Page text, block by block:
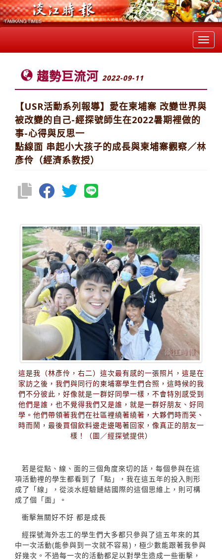
趨勢巨流河 2022-09-11
【USR活動系列報導】愛在柬埔寨 改變世界與
被改變的自己-經探號師生在2022暑期裡做的
事-心得與反思一
點線面 串起小大孩子的成長與柬埔寨觀察／林
彥伶（經濟系教授）
這是我（林彥伶，右二）這次最有感的一張照片，這是在
家訪之後，我們與同行的柬埔寨學生們合照，這時候的我
們不分彼此，好像就是一群好同學一樣，不會特別感受到
他們是誰，也不覺得我們又是誰，就是一群好朋友、好同
學。他們帶領著我們在社區裡繞著繞著，大夥們時而笑、
時而鬧，最後買個飲料邊走邊喝著回家，像真正的朋友一
樣！（圖／經探號提供）
若是從點、線、面的三個角度來切的話，每個參與在這
項活動裡的學生都看到了「點」，我在這五年的投入則形
成了「線」，從淡水經驗鏈結國際的這個思維上，則可構
成了個「面」。
衝擊無關好不好 都是成長
經探號海外志工的學生們大多都只參與了這五年來的其
中一次活動(能參與到一次就不容易)，極少數能跟著我參與
好幾次。不過每一次的活動都足以對學生造成一些衝擊，